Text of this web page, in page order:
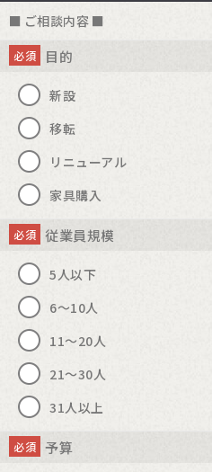
がございましたら、下記窓口ま
個人情報相談窓口 プラス株式
部長 kojin@plus.co.jp
詳しくは、弊社「
ださい。
プラス株式会社 個人情報保護
ご相談内容
必須 目的
新設
移転
リニューアル
家具購入
必須 従業員規模
5人以下
6～10人
11～20人
21～30人
31人以上
必須 予算